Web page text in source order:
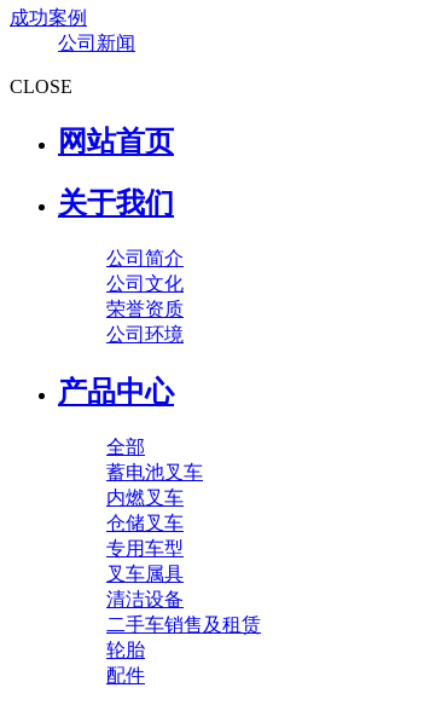
成功案例
公司新闻
CLOSE
网站首页
关于我们
公司简介
公司文化
荣誉资质
公司环境
产品中心
全部
蓄电池叉车
内燃叉车
仓储叉车
专用车型
叉车属具
清洁设备
二手车销售及租赁
轮胎
配件